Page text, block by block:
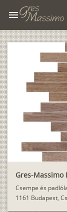
menu
Gres-Massimo
Csempe és
1161 Budapest,